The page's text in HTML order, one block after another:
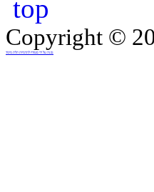
Copyright ©
נבנה על ידי סטודיו להדמיות תלת מימד